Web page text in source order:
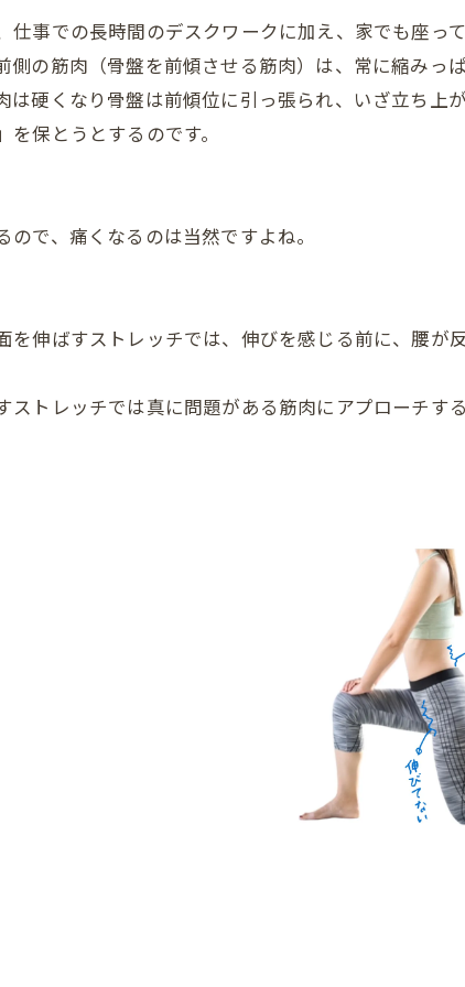
仕事での長時間のデスクワークに加え、家でも座っ
側の筋肉（骨盤を前傾させる筋肉）は、常に縮みっ
は硬くなり骨盤は前傾位に引っ張られ、いざ立ち上
を保とうとするのです。
で、痛くなるのは当然ですよね。
を伸ばすストレッチでは、伸びを感じる前に、腰
ストレッチでは真に問題がある筋肉にアプローチす